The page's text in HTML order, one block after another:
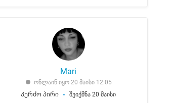
Mari
ონლაინ იყო 20 მაისი 12:05
Კერძო პირი
შეიქმნა 20 მაისი